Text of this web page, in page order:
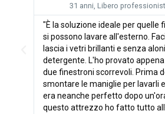
31 anni, Libero
"È la soluzione ideale per quelle
si possono lavare all'esterno.
lascia i vetri brillanti e senza
detergente. L'ho provato
due finestroni scorrevoli. Prima
smontare le maniglie per lavarli
era neanche perfetto dopo
questo attrezzo ho fatto tutto